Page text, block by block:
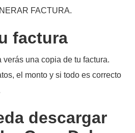
FACTURA.
factura
una copia de tu factura.
el monto y si todo es correcto
descargar